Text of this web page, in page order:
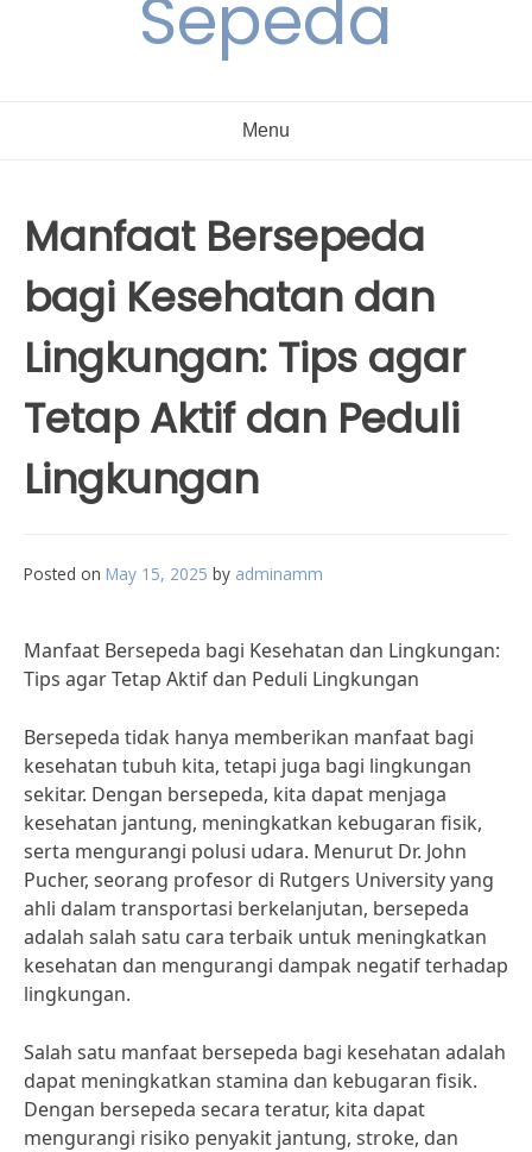
Sepeda
Menu
Manfaat Bersepeda
bagi Kesehatan dan
Lingkungan: Tips agar
Tetap Aktif dan Peduli
Lingkungan
Posted on May 15, 2025 by adminamm
Manfaat Bersepeda bagi Kesehatan dan Lingkungan:
Tips agar Tetap Aktif dan Peduli Lingkungan
Bersepeda tidak hanya memberikan manfaat bagi
kesehatan tubuh kita, tetapi juga bagi lingkungan
sekitar. Dengan bersepeda, kita dapat menjaga
kesehatan jantung, meningkatkan kebugaran fisik,
serta mengurangi polusi udara. Menurut Dr. John
Pucher, seorang profesor di Rutgers University yang
ahli dalam transportasi berkelanjutan, bersepeda
adalah salah satu cara terbaik untuk meningkatkan
kesehatan dan mengurangi dampak negatif terhadap
lingkungan.
Salah satu manfaat bersepeda bagi kesehatan adalah
dapat meningkatkan stamina dan kebugaran fisik.
Dengan bersepeda secara teratur, kita dapat
mengurangi risiko penyakit jantung, stroke, dan